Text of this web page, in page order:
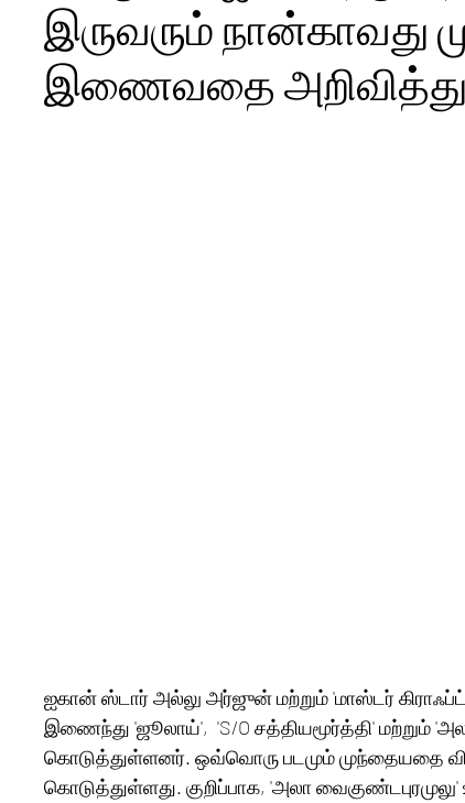
இருவரும் நான்காவது
இணைவதை
ஐகான் ஸ்டார் அல்லு அர்ஜுன் மற்றும் 'மாஸ்டர்
இணைந்து 'ஜூலாய்',  'S/O சத்தியமூர்த்தி' மற்றும்
கொடுத்துள்ளனர். ஒவ்வொரு படமும் முந்தையதை
கொடுத்துள்ளது. குறிப்பாக, 'அலா